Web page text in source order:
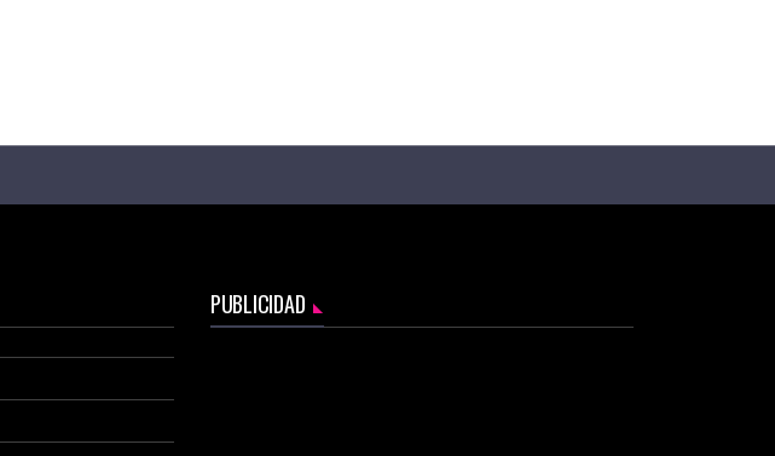
PUBLICIDAD